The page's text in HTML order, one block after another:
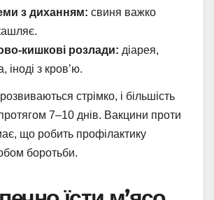
з диханням: свиня важко
кишкові розлади: діарея,
іноді з кров’ю.
стрімко, і більшість
7–10 днів. Вакцини проти
що робить профілактику
боротьби.